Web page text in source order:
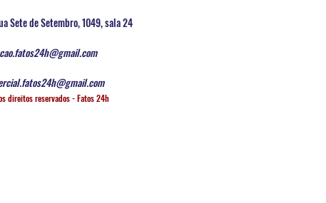
Sete de Setembro, 1049, sala 24
direitos reservados - Fatos 24h